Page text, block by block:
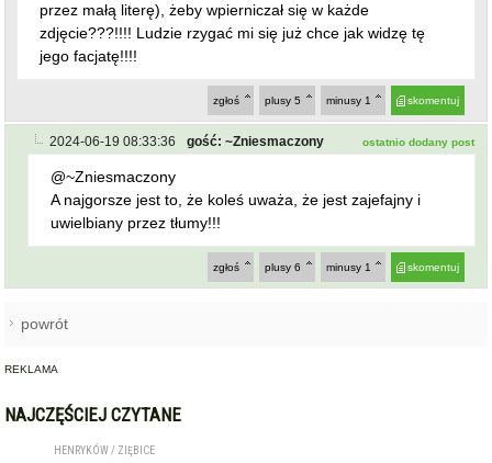
przez małą literę), żeby wpierniczał się w każde
zdjęcie???!!!! Ludzie rzygać mi się już chce jak widzę tę
jego facjatę!!!!
skomentuj
minusy 1
plusy 5
zgłoś
2024-06-19 08:33:36 gość: ~Zniesmaczony ostatnio dodany post
@~Zniesmaczony
A najgorsze jest to, że koleś uważa, że jest zajefajny i
uwielbiany przez tłumy!!!
skomentuj
minusy 1
plusy 6
zgłoś
powrót
REKLAMA
NAJCZĘŚCIEJ CZYTANE
HENRYKÓW / ZIĘBICE